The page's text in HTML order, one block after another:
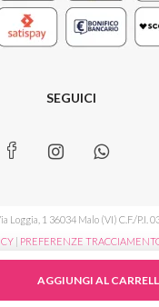
AGGIUNGI AL
SEGUICI
Loggia, 1 36034 Malo (VI) C.F./P.I.
PREFERENZE